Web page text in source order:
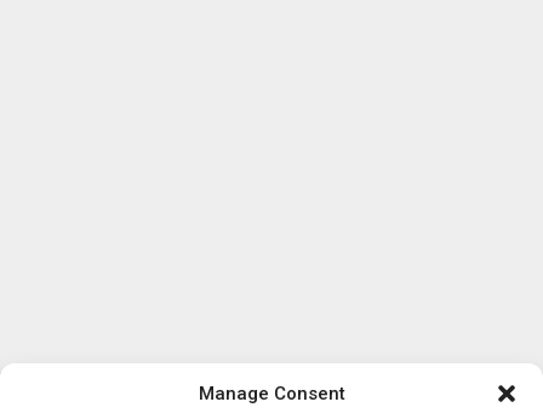
Manage Consent